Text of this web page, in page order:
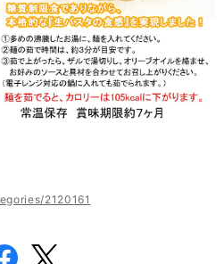
2120161